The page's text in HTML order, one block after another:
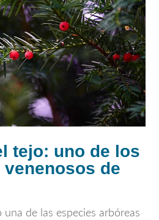
tejo: uno de los
de
una de las especies arbóreas